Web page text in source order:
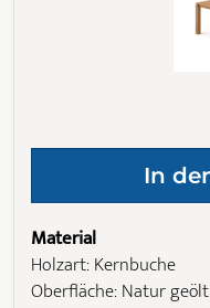
Material
Holzart: Kernbuche
Oberfläche: Natur geölt